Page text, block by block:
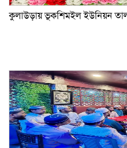
কুলাউড়ায় ভূকশিমইল ইউনিয়ন